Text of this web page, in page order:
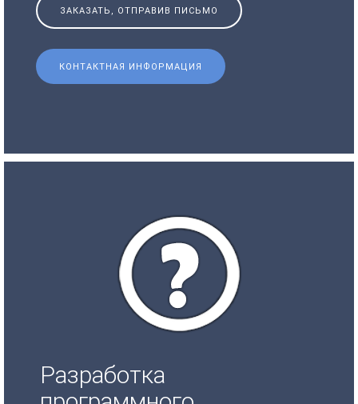
ЗАКАЗАТЬ, ОТПРАВИВ ПИСЬМО
КОНТАКТНАЯ ИНФОРМАЦИЯ
Разработка